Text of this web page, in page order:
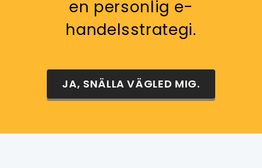
en personlig e-
handelsstrategi.
JA, SNÄLLA VÄGLED MIG.